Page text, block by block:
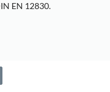
EN 12830.